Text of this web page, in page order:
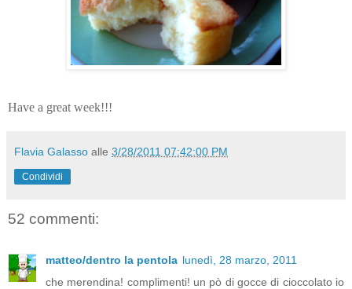
Have a great week!!!
Flavia Galasso alle 3/28/2011 07:42:00 PM
Condividi
52 commenti:
matteo/dentro la pentola lunedì, 28 marzo, 2011
che merendina! complimenti! un pò di gocce di cioccolato io